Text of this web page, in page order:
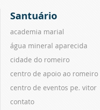
Santuário
academia marial
água mineral aparecida
cidade do romeiro
centro de apoio ao romeiro
centro de eventos pe. vitor
contato